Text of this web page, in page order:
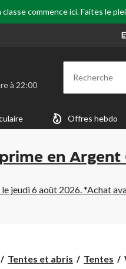
commence ici. Faites le
⋅ Fermeture à 22:00 Recherche
Offres hebdo
en Argent
jeudi 6 août 2026. *Achat
Tentes et abris Tentes